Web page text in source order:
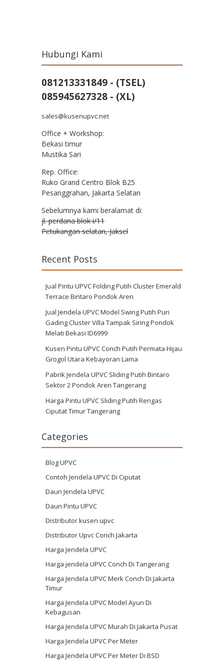
Hubungi Kami
081213331849 - (TSEL)
085945627328 - (XL)
sales@kusenupvc.net
Office + Workshop:
Bekasi timur
Mustika Sari
Rep. Office:
Ruko Grand Centro Blok B25
Pesanggrahan, Jakarta Selatan
Sebelumnya kami beralamat di:
jl. perdana blok i/11
Petukangan selatan, Jaksel
Recent Posts
Jual Pintu UPVC Folding Putih Cluster Emerald
Terrace Bintaro Pondok Aren
Jual Jendela UPVC Model Swing Putih Puri
Gading Cluster Villa Tampak Siring Pondok
Melati Bekasi ID6999
Kusen Pintu UPVC Conch Putih Permata Hijau
Grogol Utara Kebayoran Lama
Pabrik Jendela UPVC Sliding Putih Bintaro
Sektor 2 Pondok Aren Tangerang
Harga Pintu UPVC Sliding Putih Rengas
Ciputat Timur Tangerang
Categories
Blog UPVC
Contoh Jendela UPVC Di Ciputat
Daun Jendela UPVC
Daun Pintu UPVC
Distributor kusen upvc
Distributor Upvc Conch Jakarta
Harga Jendela UPVC
Harga jendela UPVC Conch Di Tangerang
Harga Jendela UPVC Merk Conch Di Jakarta
Timur
Harga Jendela UPVC Model Ayun Di
Kebagusan
Harga Jendela UPVC Murah Di Jakarta Pusat
Harga Jendela UPVC Per Meter
Harga Jendela UPVC Per Meter Di BSD